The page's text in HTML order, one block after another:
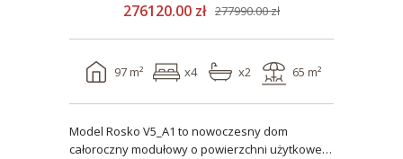
276120.00 zł 277990.00 zł
97 m² x4 x2 65 m²
Model Rosko V5_A1 to nowoczesny dom
całoroczny modułowy o powierzchni użytkowej